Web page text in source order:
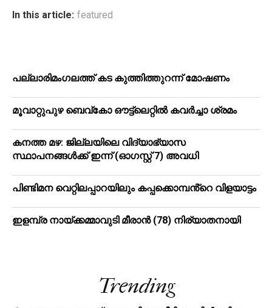
In this article: featured
പ​ല്ലാ​രി​മം​ഗ​ല​ത്ത് ക​ട കു​ത്തി​ത്തുറ​ന്ന് മോ​ഷ​ണം
മൂ​വാ​റ്റു​പു​ഴ ബെ​വ്കോ ഔ​ട്ട്‌​ലെ​റ്റിൽ കവർച്ചാ ശ്രമം
കനത്ത മഴ: ജില്ലയിലെ വിദ്യാഭ്യാസ
സ്ഥാപനങ്ങള്‍ക്ക് ഇന്ന് (ഓഗസ്റ്റ് 7) അവധി
പിണ്ടിമന വെറ്റിലപ്പാറയിലും കപ്പക്കൊമ്പൻ്റെ വിളയാട്ടം
ഇളമ്പ്ര നായ്ക്കമ്മാവുടി മീരാൻ (78) നിര്യാതനായി
Trending